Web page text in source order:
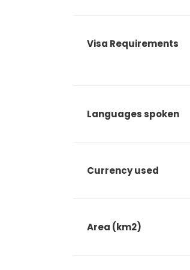
Visa Requirements
Languages spoken
Currency used
Area (km2)